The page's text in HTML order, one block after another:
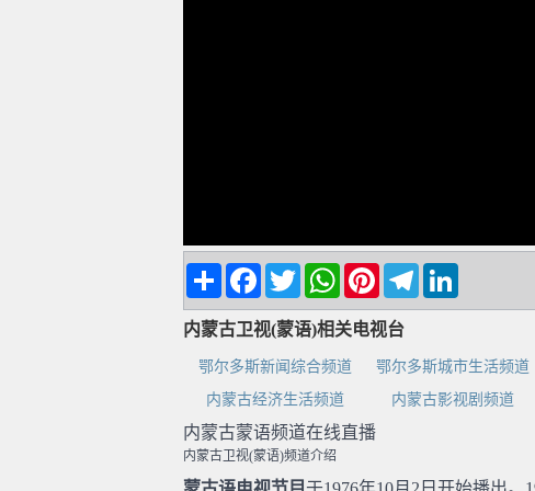
Share FacebookTwitter WhatsAppPinterest Telegram
内蒙古卫视(蒙语)相关电视台
鄂尔多斯新闻综合频道 鄂尔多斯城市生活频道
内蒙古经济生活频道
内蒙古影视剧频道
内蒙古蒙语频道在线直播
内蒙古卫视(蒙语)频道介绍